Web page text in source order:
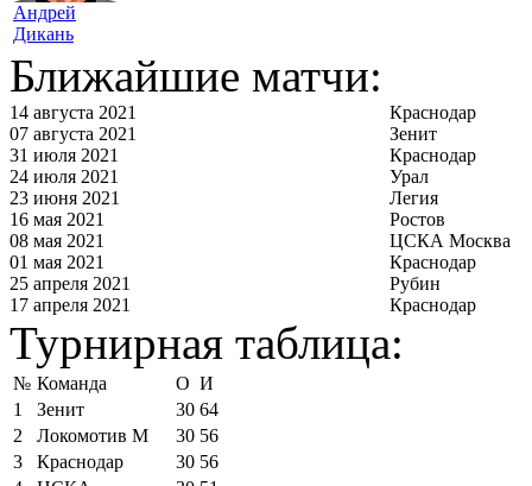
Андрей
Дикань
Ближайшие матчи:
14 августа 2021
Краснодар
07 августа 2021
Зенит
31 июля 2021
Краснодар
24 июля 2021
Урал
23 июня 2021
Легия
16 мая 2021
Ростов
08 мая 2021
ЦСКА Москва
01 мая 2021
Краснодар
25 апреля 2021
Рубин
17 апреля 2021
Краснодар
Турнирная таблица:
№ Команда О И
1
Зенит 30 64
2
Локомотив М 30 56
3
Краснодар 30 56